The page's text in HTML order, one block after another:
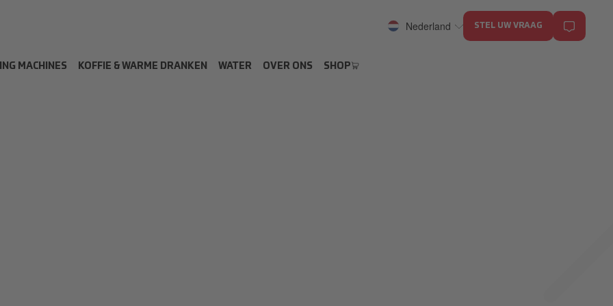
Nederland STEL UW VRAAG
MACHINES KOFFIE & WARME DRANKEN WATER OVER ONS SHOP